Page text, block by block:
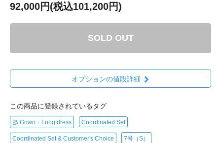
92,000円(税込101,200円)
SOLD OUT
オプションの値段詳細
この商品に登録されているタグ
🥻 Gown・Long dress Coordinated Set
Coordinated Set & Customer's Choice 7号（S）